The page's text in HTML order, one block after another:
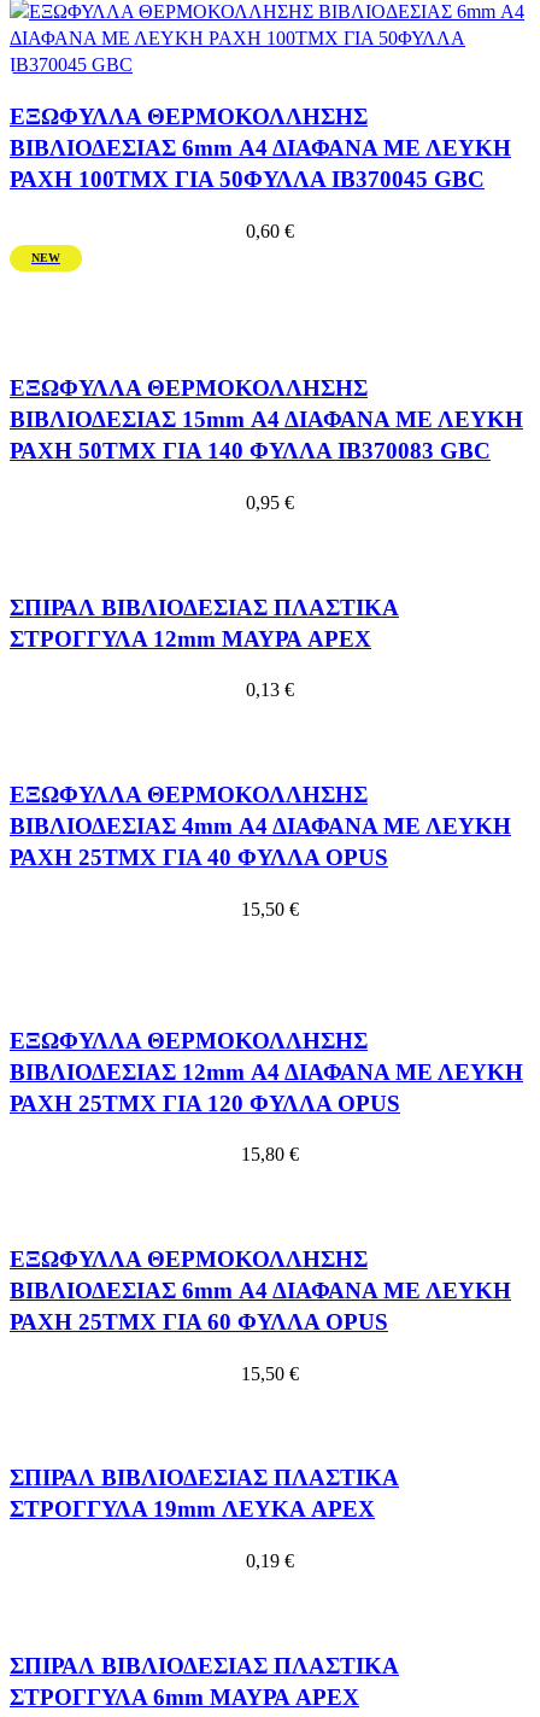
ΕΞΩΦΥΛΛΑ ΘΕΡΜΟΚΟΛΛΗΣΗΣ
ΒΙΒΛΙΟΔΕΣΙΑΣ 6mm Α4 ΔΙΑΦΑΝΑ ΜΕ ΛΕΥΚΗ
ΡΑΧΗ 100ΤΜΧ ΓΙΑ 50ΦΥΛΛΑ IB370045 GBC
0,60 €
NEW
ΕΞΩΦΥΛΛΑ ΘΕΡΜΟΚΟΛΛΗΣΗΣ
ΒΙΒΛΙΟΔΕΣΙΑΣ 15mm Α4 ΔΙΑΦΑΝΑ ΜΕ ΛΕΥΚΗ
ΡΑΧΗ 50ΤΜΧ ΓΙΑ 140 ΦΥΛΛΑ IB370083 GBC
0,95 €
ΣΠΙΡΑΛ ΒΙΒΛΙΟΔΕΣΙΑΣ ΠΛΑΣΤΙΚΑ
ΣΤΡΟΓΓΥΛΑ 12mm ΜΑΥΡΑ APEX
0,13 €
ΕΞΩΦΥΛΛΑ ΘΕΡΜΟΚΟΛΛΗΣΗΣ
ΒΙΒΛΙΟΔΕΣΙΑΣ 4mm Α4 ΔΙΑΦΑΝΑ ΜΕ ΛΕΥΚΗ
ΡΑΧΗ 25ΤΜΧ ΓΙΑ 40 ΦΥΛΛΑ OPUS
15,50 €
ΕΞΩΦΥΛΛΑ ΘΕΡΜΟΚΟΛΛΗΣΗΣ
ΒΙΒΛΙΟΔΕΣΙΑΣ 12mm Α4 ΔΙΑΦΑΝΑ ΜΕ ΛΕΥΚΗ
ΡΑΧΗ 25ΤΜΧ ΓΙΑ 120 ΦΥΛΛΑ OPUS
15,80 €
ΕΞΩΦΥΛΛΑ ΘΕΡΜΟΚΟΛΛΗΣΗΣ
ΒΙΒΛΙΟΔΕΣΙΑΣ 6mm Α4 ΔΙΑΦΑΝΑ ΜΕ ΛΕΥΚΗ
ΡΑΧΗ 25ΤΜΧ ΓΙΑ 60 ΦΥΛΛΑ OPUS
15,50 €
ΣΠΙΡΑΛ ΒΙΒΛΙΟΔΕΣΙΑΣ ΠΛΑΣΤΙΚΑ
ΣΤΡΟΓΓΥΛΑ 19mm ΛΕΥΚΑ APEX
0,19 €
ΣΠΙΡΑΛ ΒΙΒΛΙΟΔΕΣΙΑΣ ΠΛΑΣΤΙΚΑ
ΣΤΡΟΓΓΥΛΑ 6mm ΜΑΥΡΑ APEX